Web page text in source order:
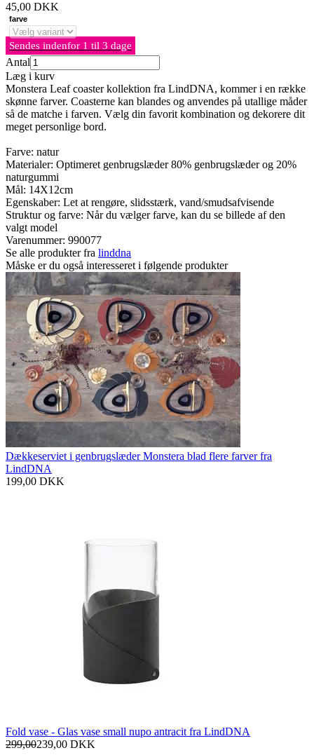
45,00 DKK
farve
Sendes indenfor 1 til 3 dage
Antal
Læg i kurv
Monstera Leaf coaster kollektion fra LindDNA, kommer i en række
skønne farver. Coasterne kan blandes og anvendes på utallige måder
så de matche i farven. Vælg din favorit kombination og dekorere dit
meget personlige bord.
Farve: natur
Materialer: Optimeret genbrugslæder 80% genbrugslæder og 20%
naturgummi
Mål: 14X12cm
Egenskaber: Let at rengøre, slidsstærk, vand/smudsafvisende
Struktur og farve: Når du vælger farve, kan du se billede af den
valgt model
Varenummer: 990077
Se alle produkter fra linddna
Måske er du også interesseret i følgende produkter
Dækkeserviet i genbrugslæder Monstera blad flere farver fra
LindDNA
199,00 DKK
Fold vase - Glas vase small nupo antracit fra LindDNA
299,00239,00 DKK